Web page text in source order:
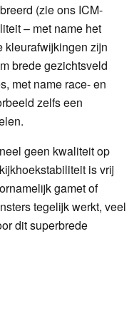
(zie ons ICM-
– met name het
kleurafwijkingen zijn
brede gezichtsveld
met name race- en
zelfs een
geen kwaliteit op
is vrij
gamet of
tegelijk werkt, veel
dit superbrede